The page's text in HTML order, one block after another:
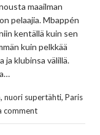
maailman
pelaajia. Mbappén
kentällä kuin sen
kuin pelkkää
ja klubinsa välillä.
, nuori supertähti, Paris
comment